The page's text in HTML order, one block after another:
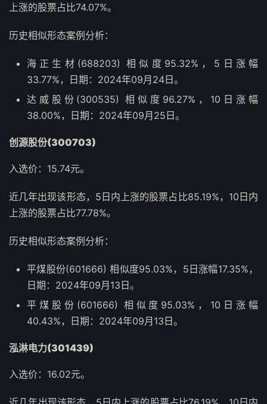
上涨的股票占比74.07%。
历史相似形态案例分析：
海正生材(688203) 相似度95.32%，5日涨幅
33.77%，日期：2024年09月24日。
达威股份(300535) 相似度96.27%，10日涨幅
38.00%，日期：2024年09月25日。
创源股份(300703)
入选价：15.74元。
近几年出现该形态，5日内上涨的股票占比85.19%，10日内
上涨的股票占比77.78%。
历史相似形态案例分析：
平煤股份(601666) 相似度95.03%，5日涨幅17.35%，
日期：2024年09月13日。
平煤股份(601666) 相似度95.03%，10日涨幅
40.43%，日期：2024年09月13日。
泓淋电力(301439)
入选价：16.02元。